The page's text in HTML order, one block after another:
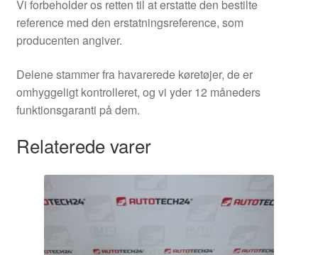
Vi forbeholder os retten til at erstatte den bestilte
reference med den erstatningsreference, som
producenten angiver.
Delene stammer fra havarerede køretøjer, de er
omhyggeligt kontrolleret, og vi yder 12 måneders
funktionsgaranti på dem.
Relaterede varer